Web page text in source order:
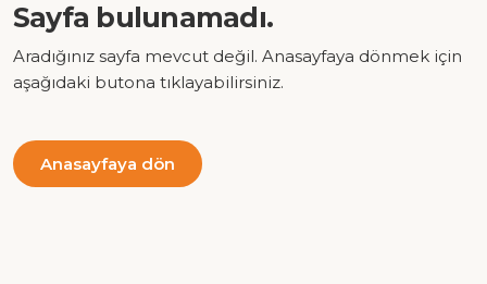
Sayfa bulunamadı.
Aradığınız sayfa mevcut değil. Anasayfaya dönmek için
aşağıdaki butona tıklayabilirsiniz.
Anasayfaya dön